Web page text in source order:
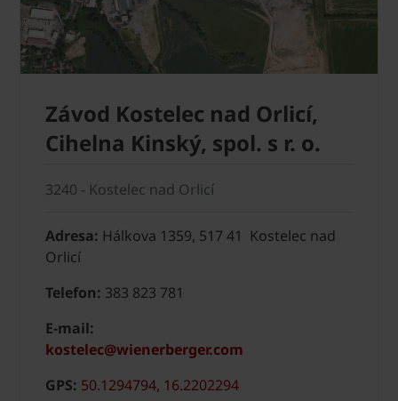
Závod Kostelec nad Orlicí,
Cihelna Kinský, spol. s r. o.
3240 - Kostelec nad Orlicí
Adresa: Hálkova 1359, 517 41 Kostelec nad
Orlicí
Telefon: 383 823 781
E-mail:
kostelec@wienerberger.com
GPS: 50.1294794, 16.2202294